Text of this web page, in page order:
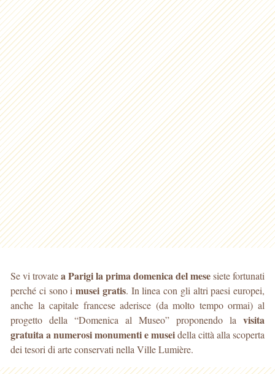
Se vi trovatea Parigi la prima domenica del mesesiete fortunati
perché ci sono i musei gratis. In linea con gli altri paesi europei,
anche la capitale francese aderisce (da molto tempo ormai) al
progetto della “Domenica al Museo” proponendo la visita
gratuita a numerosi monumenti e museidella città alla scoperta
dei tesori di arte conservati nella Ville Lumière.